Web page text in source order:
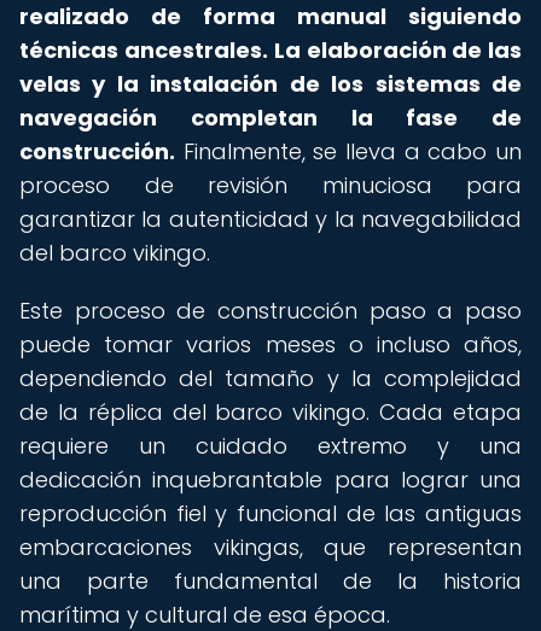
realizado de forma manual siguiendo
técnicas ancestrales. La elaboración de las
velas y la instalación de los sistemas de
navegación completan la fase de
construcción. Finalmente, se lleva a cabo un
proceso de revisión minuciosa para
garantizar la autenticidad y la navegabilidad
del barco vikingo.
Este proceso de construcción paso a paso
puede tomar varios meses o incluso años,
dependiendo del tamaño y la complejidad
de la réplica del barco vikingo. Cada etapa
requiere un cuidado extremo y una
dedicación inquebrantable para lograr una
reproducción fiel y funcional de las antiguas
embarcaciones vikingas, que representan
una parte fundamental de la historia
marítima y cultural de esa época.